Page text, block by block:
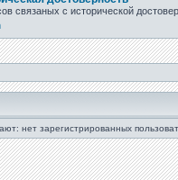
связаных с исторической
нет зарегистрированных